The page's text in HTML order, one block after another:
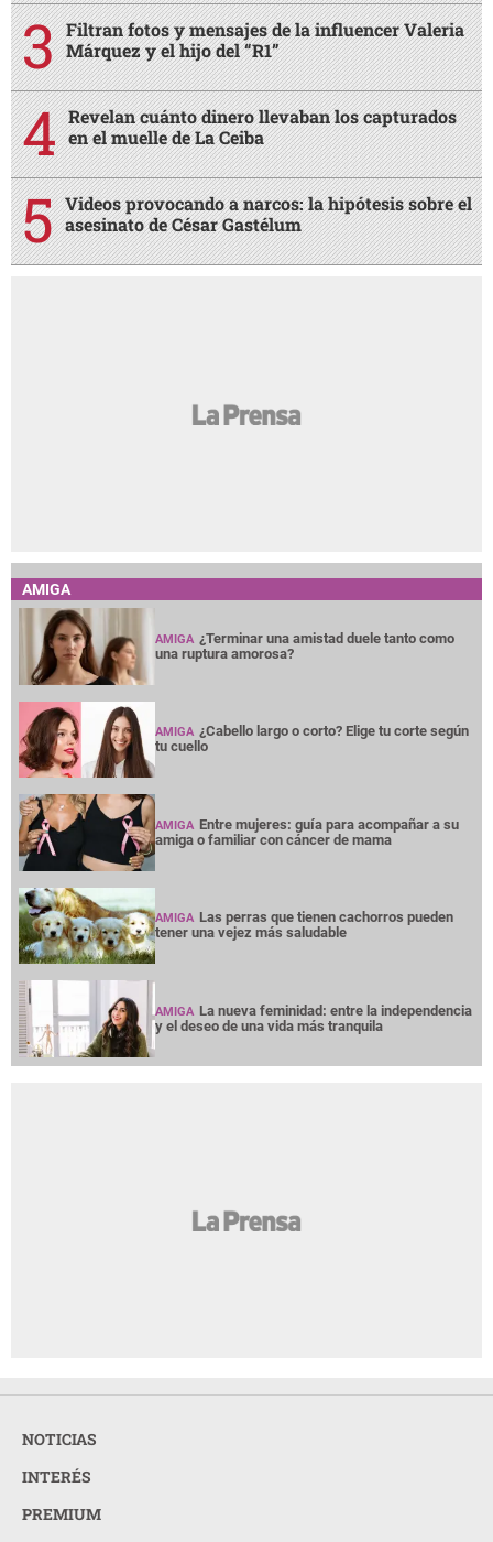
Filtran fotos y mensajes de la influencer Valeria
Márquez y el hijo del “R1”
Revelan cuánto dinero llevaban los capturados
en el muelle de La Ceiba
Videos provocando a narcos: la hipótesis sobre el
asesinato de César Gastélum
AMIGA
AMIGA ¿Terminar una amistad duele tanto como
una ruptura amorosa?
AMIGA ¿Cabello largo o corto? Elige tu corte según
tu cuello
AMIGA Entre mujeres: guía para acompañar a su
amiga o familiar con cáncer de mama
AMIGA Las perras que tienen cachorros pueden
tener una vejez más saludable
AMIGA La nueva feminidad: entre la independencia
y el deseo de una vida más tranquila
NOTICIAS
INTERÉS
PREMIUM